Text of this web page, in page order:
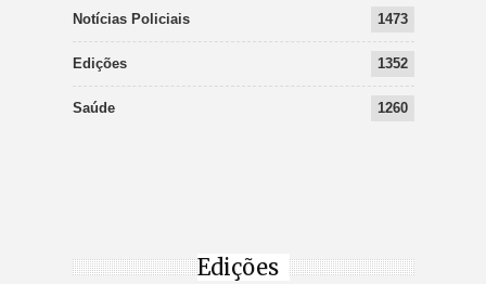
Notícias Policiais 1473
Edições 1352
Saúde 1260
Edições